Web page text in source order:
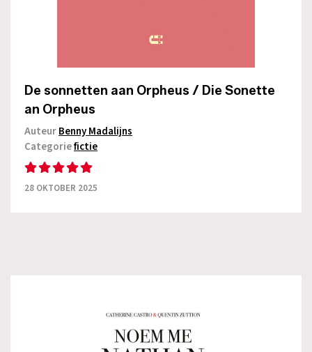
De sonnetten aan Orpheus / Die Sonette
an Orpheus
AuteurBenny Madalijns
Categoriefictie
28 OKTOBER 2025